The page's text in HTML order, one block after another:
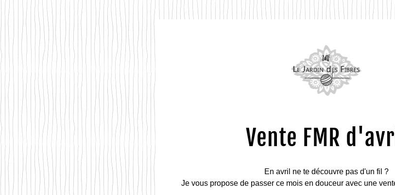
Vente FMR
En avril ne te découvre pas d'un fil ?
Je vous propose de passer ce mois en douceur avec une